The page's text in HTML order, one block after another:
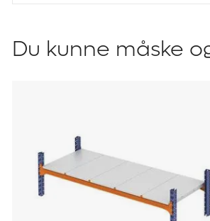
Du kunne måske